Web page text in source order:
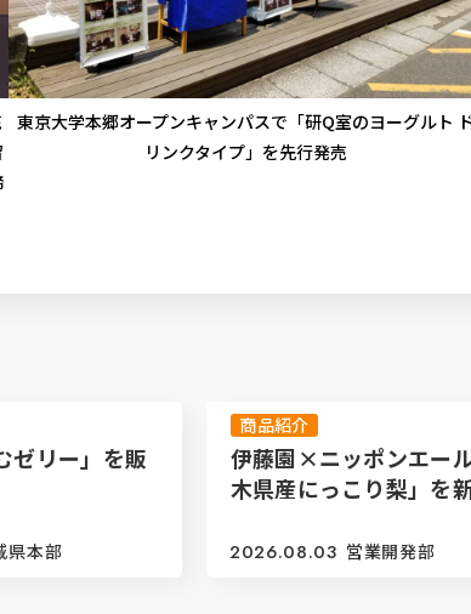
東京大学本郷オープンキャンパスで「研Q室のヨーグルト
リンクタイプ」を先行発売
ゼリー」を販
県本部
商品紹介
伊藤園×ニッポンエー
木県産にっこり梨」を
2026.08.03 営業開発部